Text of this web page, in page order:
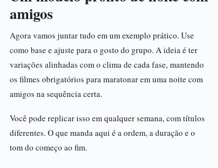
amigos
Agora vamos juntar tudo em um exemplo prático. Use
como base e ajuste para o gosto do grupo. A ideia é ter
variações alinhadas com o clima de cada fase, mantendo
os filmes obrigatórios para maratonar em uma noite com
amigos na sequência certa.
Você pode replicar isso em qualquer semana, com títulos
diferentes. O que manda aqui é a ordem, a duração e o
tom do começo ao fim.